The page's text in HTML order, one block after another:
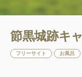
節黒城跡キ
フリーサイト お風呂